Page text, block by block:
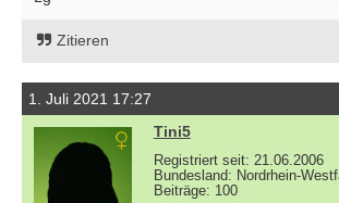
Zitieren
1. Juli 2021 17:27
Tini5
Registriert seit: 21.06.2006
Bundesland: Nordrhein-
Beiträge: 100